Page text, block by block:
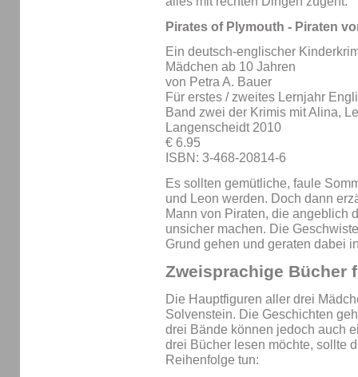
Pirates of Plymouth - Piraten
Ein deutsch-englischer
Mädchen ab 10 Jahren
von Petra A. Bauer
Für erstes / zweites Lernjahr
Band zwei der Krimis mit Alina,
Langenscheidt 2010
€ 6.95
ISBN: 3-468-20814-6
Es sollten gemütliche, faule
und Leon werden. Doch dann
Mann von Piraten, die angeblich
unsicher machen. Die
Grund gehen und geraten dabei
Zweisprachige Bücher
Die Hauptfiguren aller drei
Solvenstein. Die Geschichten
drei Bände können jedoch auch
drei Bücher lesen möchte, sollte
Reihenfolge tun: